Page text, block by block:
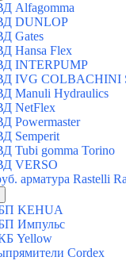
Alfagomma
DUNLOP
Gates
Hansa Flex
INTERPUMP
IVG COLBACHINI
Manuli Hydraulics
NetFlex
Powermaster
Semperit
Tubi gomma Torino
VERSO
арматура Rastelli
KEHUA
Импульс
Yellow
Cordex